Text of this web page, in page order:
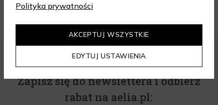
Zapisz się do newslettera i odbierz
rabat na aelia.pl:
Polityka prywatności
EDYTUJ USTAWIENIA
AKCEPTUJ WSZYSTKIE